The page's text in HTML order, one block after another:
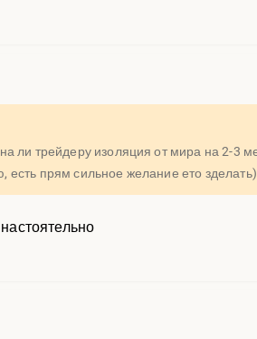
ли трейдеру изоляция от мира на 2-3
есть прям сильное желание ето зделать)